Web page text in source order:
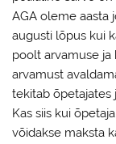
AGA oleme aasta
augusti lõpus kui
poolt arvamuse ja
arvamust
tekitab õpetajates
Kas siis kui
võidakse maksta